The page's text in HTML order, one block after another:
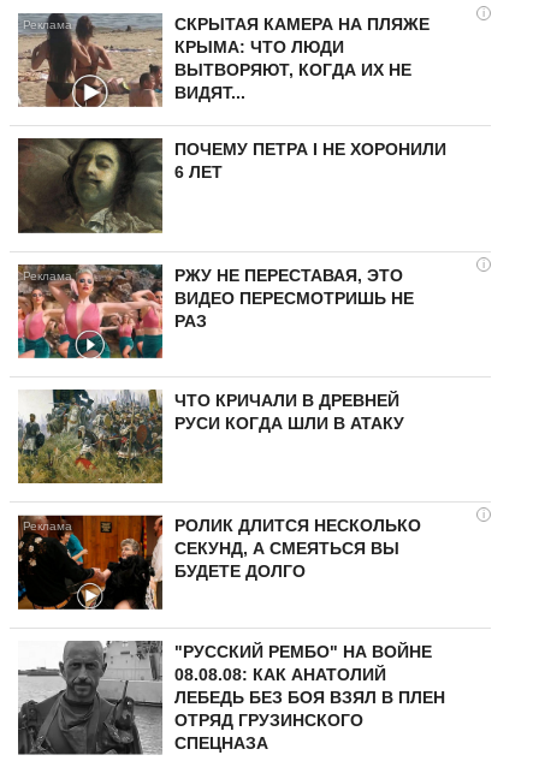
i
СКРЫТАЯ КАМЕРА НА ПЛЯЖЕ
КРЫМА: ЧТО ЛЮДИ
ВЫТВОРЯЮТ, КОГДА ИХ НЕ
ВИДЯТ...
ПОЧЕМУ ПЕТРА I НЕ ХОРОНИЛИ
6 ЛЕТ
i
РЖУ НЕ ПЕРЕСТАВАЯ, ЭТО
ВИДЕО ПЕРЕСМОТРИШЬ НЕ
РАЗ
ЧТО КРИЧАЛИ В ДРЕВНЕЙ
РУСИ КОГДА ШЛИ В АТАКУ
i
РОЛИК ДЛИТСЯ НЕСКОЛЬКО
СЕКУНД, А СМЕЯТЬСЯ ВЫ
БУДЕТЕ ДОЛГО
"РУССКИЙ РЕМБО" НА ВОЙНЕ
08.08.08: КАК АНАТОЛИЙ
ЛЕБЕДЬ БЕЗ БОЯ ВЗЯЛ В ПЛЕН
ОТРЯД ГРУЗИНСКОГО
СПЕЦНАЗА